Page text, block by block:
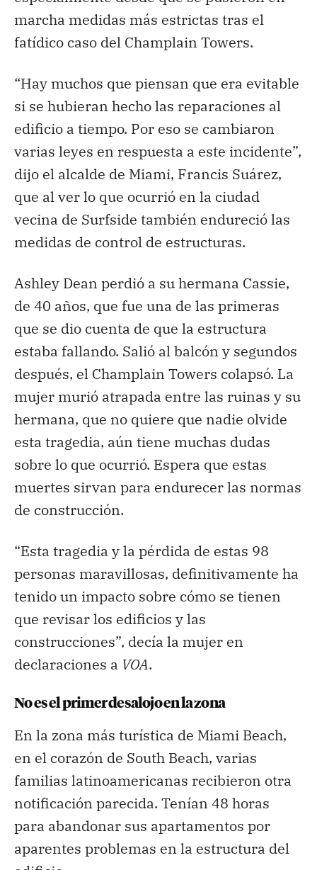
marcha medidas más estrictas tras el
fatídico caso del Champlain Towers.
“Hay muchos que piensan que era evitable
si se hubieran hecho las reparaciones al
edificio a tiempo. Por eso se cambiaron
varias leyes en respuesta a este incidente”,
dijo el alcalde de Miami, Francis Suárez,
que al ver lo que ocurrió en la ciudad
vecina de Surfside también endureció las
medidas de control de estructuras.
Ashley Dean perdió a su hermana Cassie,
de 40 años, que fue una de las primeras
que se dio cuenta de que la estructura
estaba fallando. Salió al balcón y segundos
después, el Champlain Towers colapsó. La
mujer murió atrapada entre las ruinas y su
hermana, que no quiere que nadie olvide
esta tragedia, aún tiene muchas dudas
sobre lo que ocurrió. Espera que estas
muertes sirvan para endurecer las normas
de construcción.
“Esta tragedia y la pérdida de estas 98
personas maravillosas, definitivamente ha
tenido un impacto sobre cómo se tienen
que revisar los edificios y las
construcciones”, decía la mujer en
declaraciones a VOA.
No es el primer desalojo en la zona
En la zona más turística de Miami Beach,
en el corazón de South Beach, varias
familias latinoamericanas recibieron otra
notificación parecida. Tenían 48 horas
para abandonar sus apartamentos por
aparentes problemas en la estructura del